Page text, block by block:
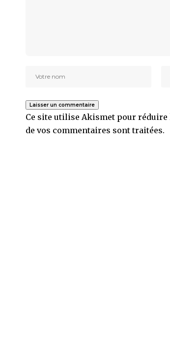
Ce site utilise Akismet pour réduire
de vos commentaires sont traitées.